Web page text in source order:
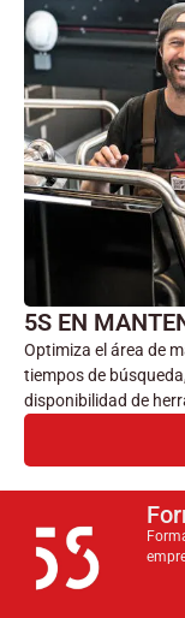
5S EN
Optimiza el área de
tiempos de
disponibilidad de